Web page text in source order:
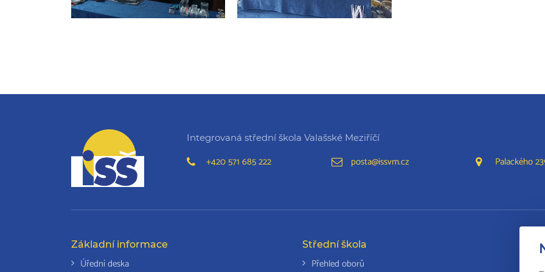
Integrovaná střední škola Valašské Meziříčí
+420 571 685 222 posta@issvm.cz Palackého
Základní informace
Úřední deska
Střední škola
Přehled oborů